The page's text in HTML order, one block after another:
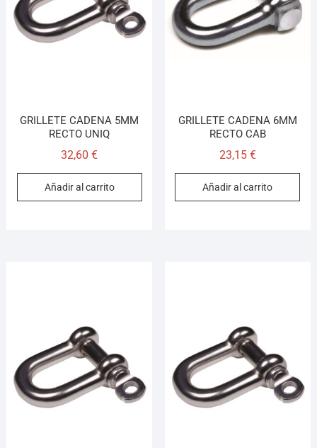
GRILLETE CADENA 5MM
RECTO UNIQ
32,60€
Añadir al carrito
GRILLETE CADENA 6MM
RECTO CAB
23,15 €
Añadir al carrito